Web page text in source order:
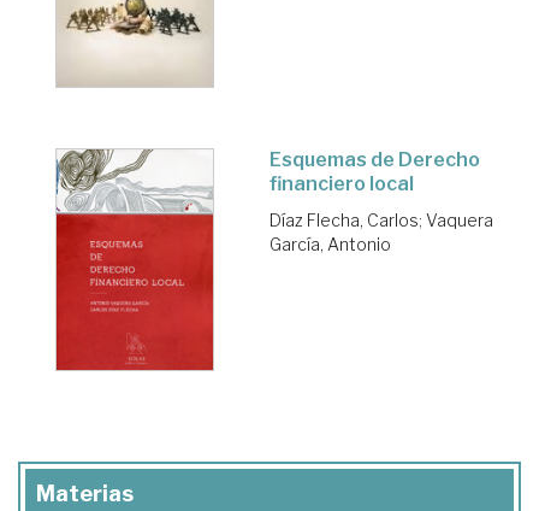
Esquemas de Derecho
financiero local
Díaz Flecha, Carlos; Vaquera
García, Antonio
Materias